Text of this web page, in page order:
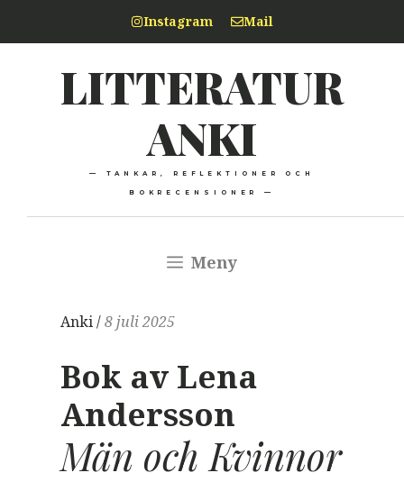
till
Instagram Mail
LITTERATUR
ANKI
— TANKAR, REFLEKTIONER OCH
BOKRECENSIONER —
Meny
Anki /8 juli 2025
Bok av Lena
Andersson
Män och Kvinnor